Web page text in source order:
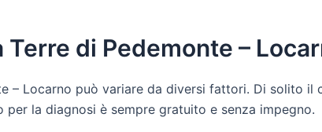
di Pedemonte –
– Locarno può variare da diversi fattori. Di solito il
la diagnosi è sempre gratuito e senza impegno.